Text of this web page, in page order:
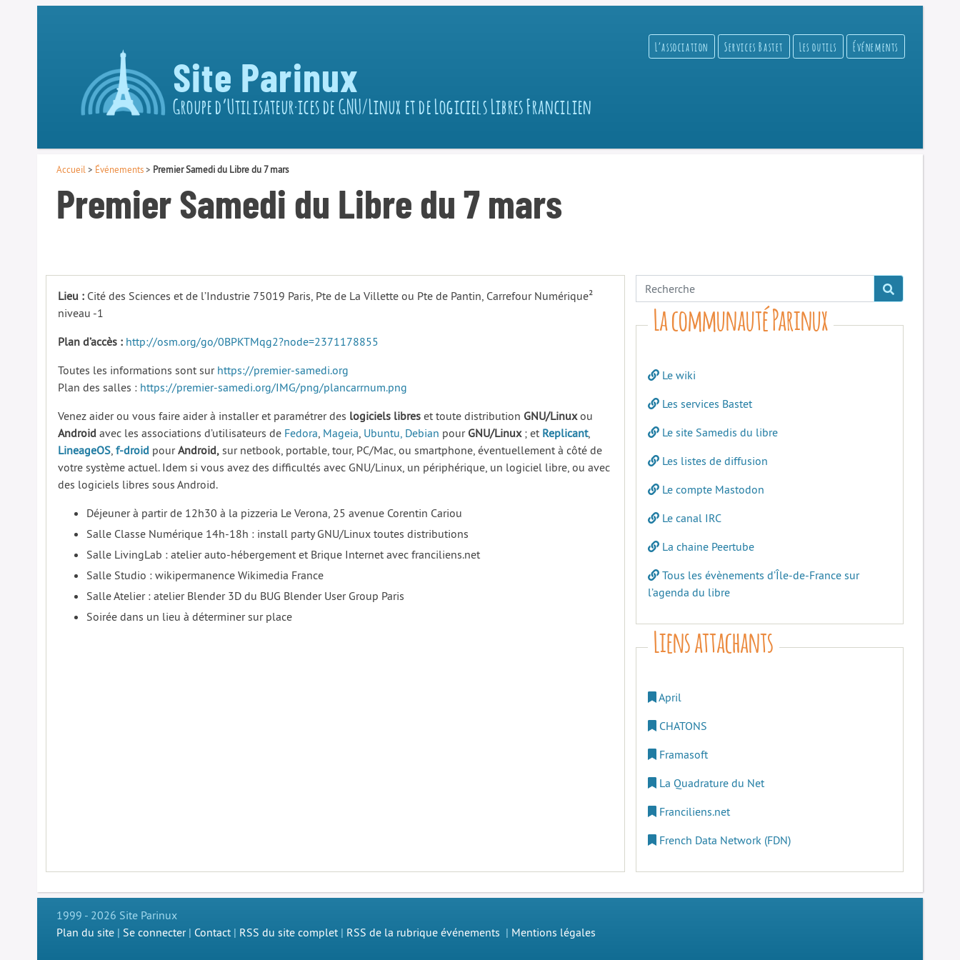
Site Parinux
Groupe d’Utilisateur·ices de GNU/Linux et de Logiciels Libres Francilien
L’association Services Bastet Les outils Événements
Accueil > Événements> Premier Samedi du Libre du 7 mars
Premier Samedi du Libre du 7 mars
Lieu : Cité des Sciences et de l’Industrie 75019 Paris, Pte de La Villette ou Pte de Pantin, Carrefour Numérique²
niveau -1
Plan d’accès : http://osm.org/go/0BPKTMqg2?node=2371178855
Toutes les informations sont sur https://premier-samedi.org
Plan des salles : https://premier-samedi.org/IMG/png/plancarrnum.png
Venez aider ou vous faire aider à installer et paramétrer des logiciels libres et toute distribution GNU/Linuxou
Android avec les associations d’utilisateurs de Fedora, Mageia, Ubuntu, Debian pour GNU/Linux; et Replicant,
LineageOS, f-droid pourAndroid, sur netbook, portable, tour, PC/Mac, ou smartphone, éventuellement à côté de
votre système actuel. Idem si vous avez des difficultés avec GNU/Linux, un périphérique, un logiciel libre, ou avec
des logiciels libres sous Android.
Déjeuner à partir de 12h30 à la pizzeria Le Verona, 25 avenue Corentin Cariou
Salle Classe Numérique 14h-18h : install party GNU/Linux toutes distributions
Salle LivingLab : atelier auto-hébergement et Brique Internet avec franciliens.net
Salle Studio : wikipermanence Wikimedia France
Salle Atelier : atelier Blender 3D du BUG Blender User Group Paris
Soirée dans un lieu à déterminer sur place
La communauté Parinux
Le wiki
Les services Bastet
Le site Samedis du libre
Les listes de diffusion
Le compte Mastodon
Le canal IRC
La chaine Peertube
Tous les évènements d’Île-de-France sur
l’agenda du libre
Liens attachants
April
CHATONS
Framasoft
La Quadrature du Net
Franciliens.net
French Data Network (FDN)
1999 - 2026 Site Parinux
Plan du site | Se connecter| Contact | RSS du site complet | RSS de la rubrique événements | Mentions légales